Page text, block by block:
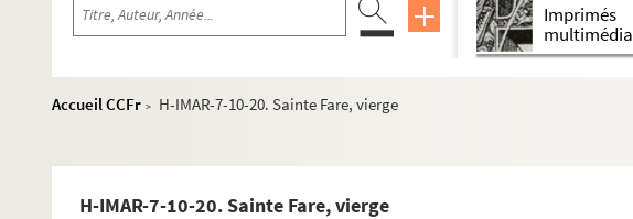
Imprimés
multimédia
Accueil CCFr >
H-IMAR-7-10-20. Sainte Fare, vierge
H-IMAR-7-10-20. Sainte Fare, vierge